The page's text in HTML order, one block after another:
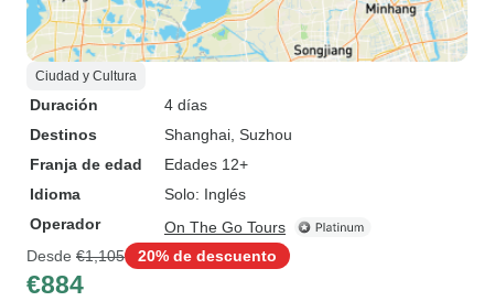
Ciudad y Cultura
Duración
4 días
Destinos
Shanghai , Suzhou
Franja de edad
Edades 12+
Idioma
Solo: Inglés
Operador
On The Go Tours
Desde €1,105 20% de descuento
€884